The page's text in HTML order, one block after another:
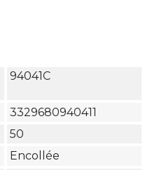
94041C
3329680940411
50
Encollée